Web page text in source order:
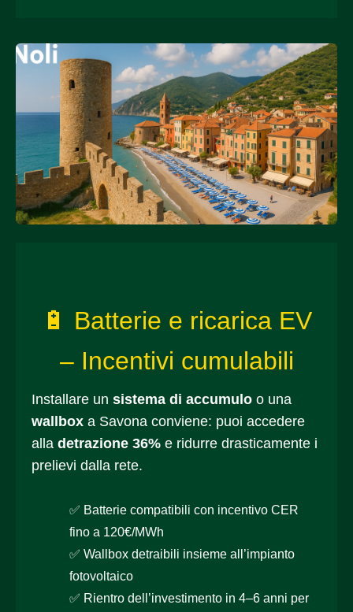
🔋 Batterie e ricarica EV
– Incentivi cumulabili
Installare un sistema di accumulo o una
wallbox a Savona conviene: puoi accedere
alla detrazione 36% e ridurre drasticamente i
prelievi dalla rete.
✅ Batterie compatibili con incentivo CER
fino a 120€/MWh
✅ Wallbox detraibili insieme all’impianto
fotovoltaico
✅ Rientro dell’investimento in 4–6 anni per